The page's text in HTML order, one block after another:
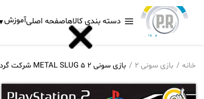
دسته بندی کالاهاصفحه اصلیآموزش
خانه بازی سونی 2 بازی سونی 2 METAL SLUG 5 شرکت گردو